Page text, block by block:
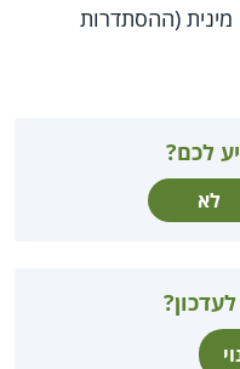
מינית (ההסתדרות
לכם?
לא